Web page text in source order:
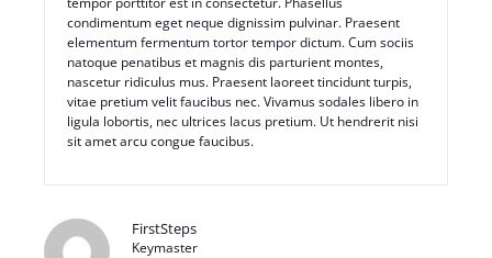
condimentum eget neque dignissim pulvinar. Praesent
elementum fermentum tortor tempor dictum. Cum sociis
natoque penatibus et magnis dis parturient montes,
nascetur ridiculus mus. Praesent laoreet tincidunt turpis,
vitae pretium velit faucibus nec. Vivamus sodales libero in
ligula lobortis, nec ultrices lacus pretium. Ut hendrerit nisi
sit amet arcu congue faucibus.
FirstSteps
Keymaster